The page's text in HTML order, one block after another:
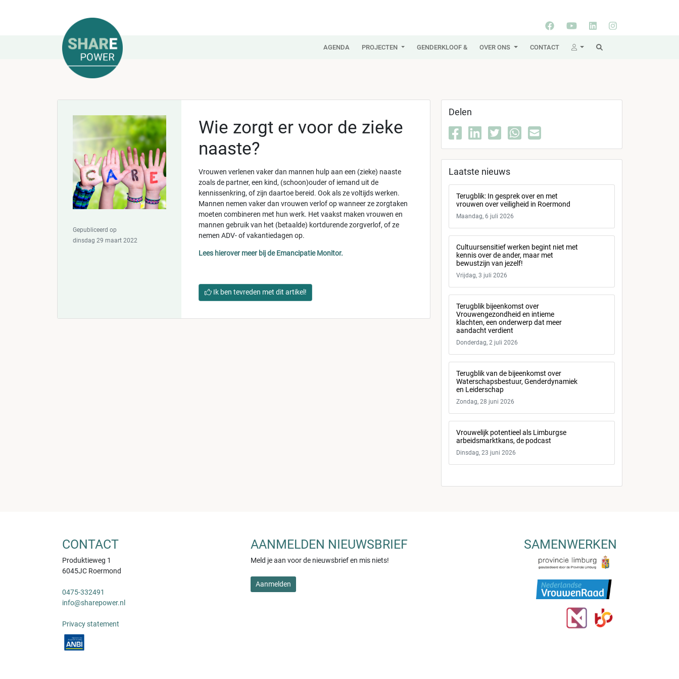
AGENDA PROJECTEN GENDERKLOOF & OVER ONS CONTACT
Gepubliceerd op
dinsdag 29 maart 2022
Wie zorgt er voor de zieke
naaste?
Vrouwen verlenen vaker dan mannen hulp aan een (zieke) naaste
zoals de partner, een kind, (schoon)ouder of iemand uit de
kennissenkring, of zijn daartoe bereid. Ook als ze voltijds werken.
Mannen nemen vaker dan vrouwen verlof op wanneer ze zorgtaken
moeten combineren met hun werk. Het vaakst maken vrouwen en
mannen gebruik van het (betaalde) kortdurende zorgverlof, of ze
nemen ADV- of vakantiedagen op.
Lees hierover meer bij de Emancipatie Monitor.
Ik ben tevreden met dit artikel!
Delen
Laatste nieuws
Terugblik: In gesprek over en met
vrouwen over veiligheid in Roermond
Maandag, 6 juli 2026
Cultuursensitief werken begint niet met
kennis over de ander, maar met
bewustzijn van jezelf!
Vrijdag, 3 juli 2026
Terugblik bijeenkomst over
Vrouwengezondheid en intieme
klachten, een onderwerp dat meer
aandacht verdient
Donderdag, 2 juli 2026
Terugblik van de bijeenkomst over
Waterschapsbestuur, Genderdynamiek
en Leiderschap
Zondag, 28 juni 2026
Vrouwelijk potentieel als Limburgse
arbeidsmarktkans, de podcast
Dinsdag, 23 juni 2026
CONTACT
Produktieweg 1
6045JC Roermond
0475-332491
info@sharepower.nl
Privacy statement
AANMELDEN NIEUWSBRIEF
Meld je aan voor de nieuwsbrief en mis niets!
Aanmelden
SAMENWERKEN